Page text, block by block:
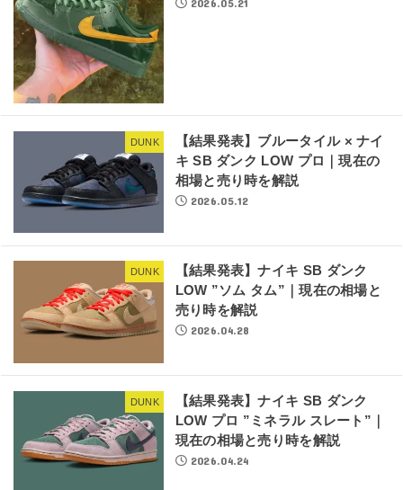
2026.05.21
DUNK
【結果発表】ブルータイル × ナイ
キ SB ダンク LOW プロ｜現在の
相場と売り時を解説
2026.05.12
DUNK
【結果発表】ナイキ SB ダンク
LOW ”ソム タム”｜現在の相場と
売り時を解説
2026.04.28
DUNK
【結果発表】ナイキ SB ダンク
LOW プロ ”ミネラル スレート”｜
現在の相場と売り時を解説
2026.04.24